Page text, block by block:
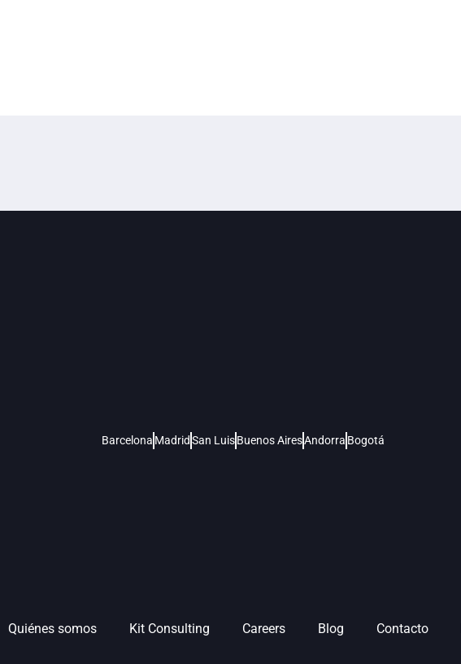
Barcelona MadridSan Luis Buenos AiresAndorra Bogotá
Quiénes somos Kit Consulting Careers Blog Contacto